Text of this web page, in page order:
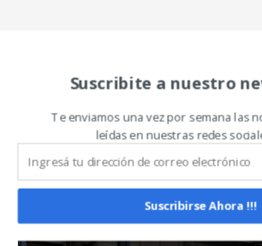
Related Articles
ACTUALIDAD
Suscribite a nuestro
Te enviamos una vez por semana las
leídas en nuestras redes
Suscribirse Ahora !!!